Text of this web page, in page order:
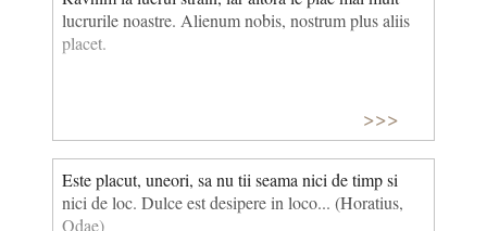
lucrurile noastre. Alienum nobis, nostrum plus aliis
placet.
>>>
Este placut, uneori, sa nu tii seama nici de timp si
nici de loc. Dulce est desipere in loco... (Horatius,
Odae)